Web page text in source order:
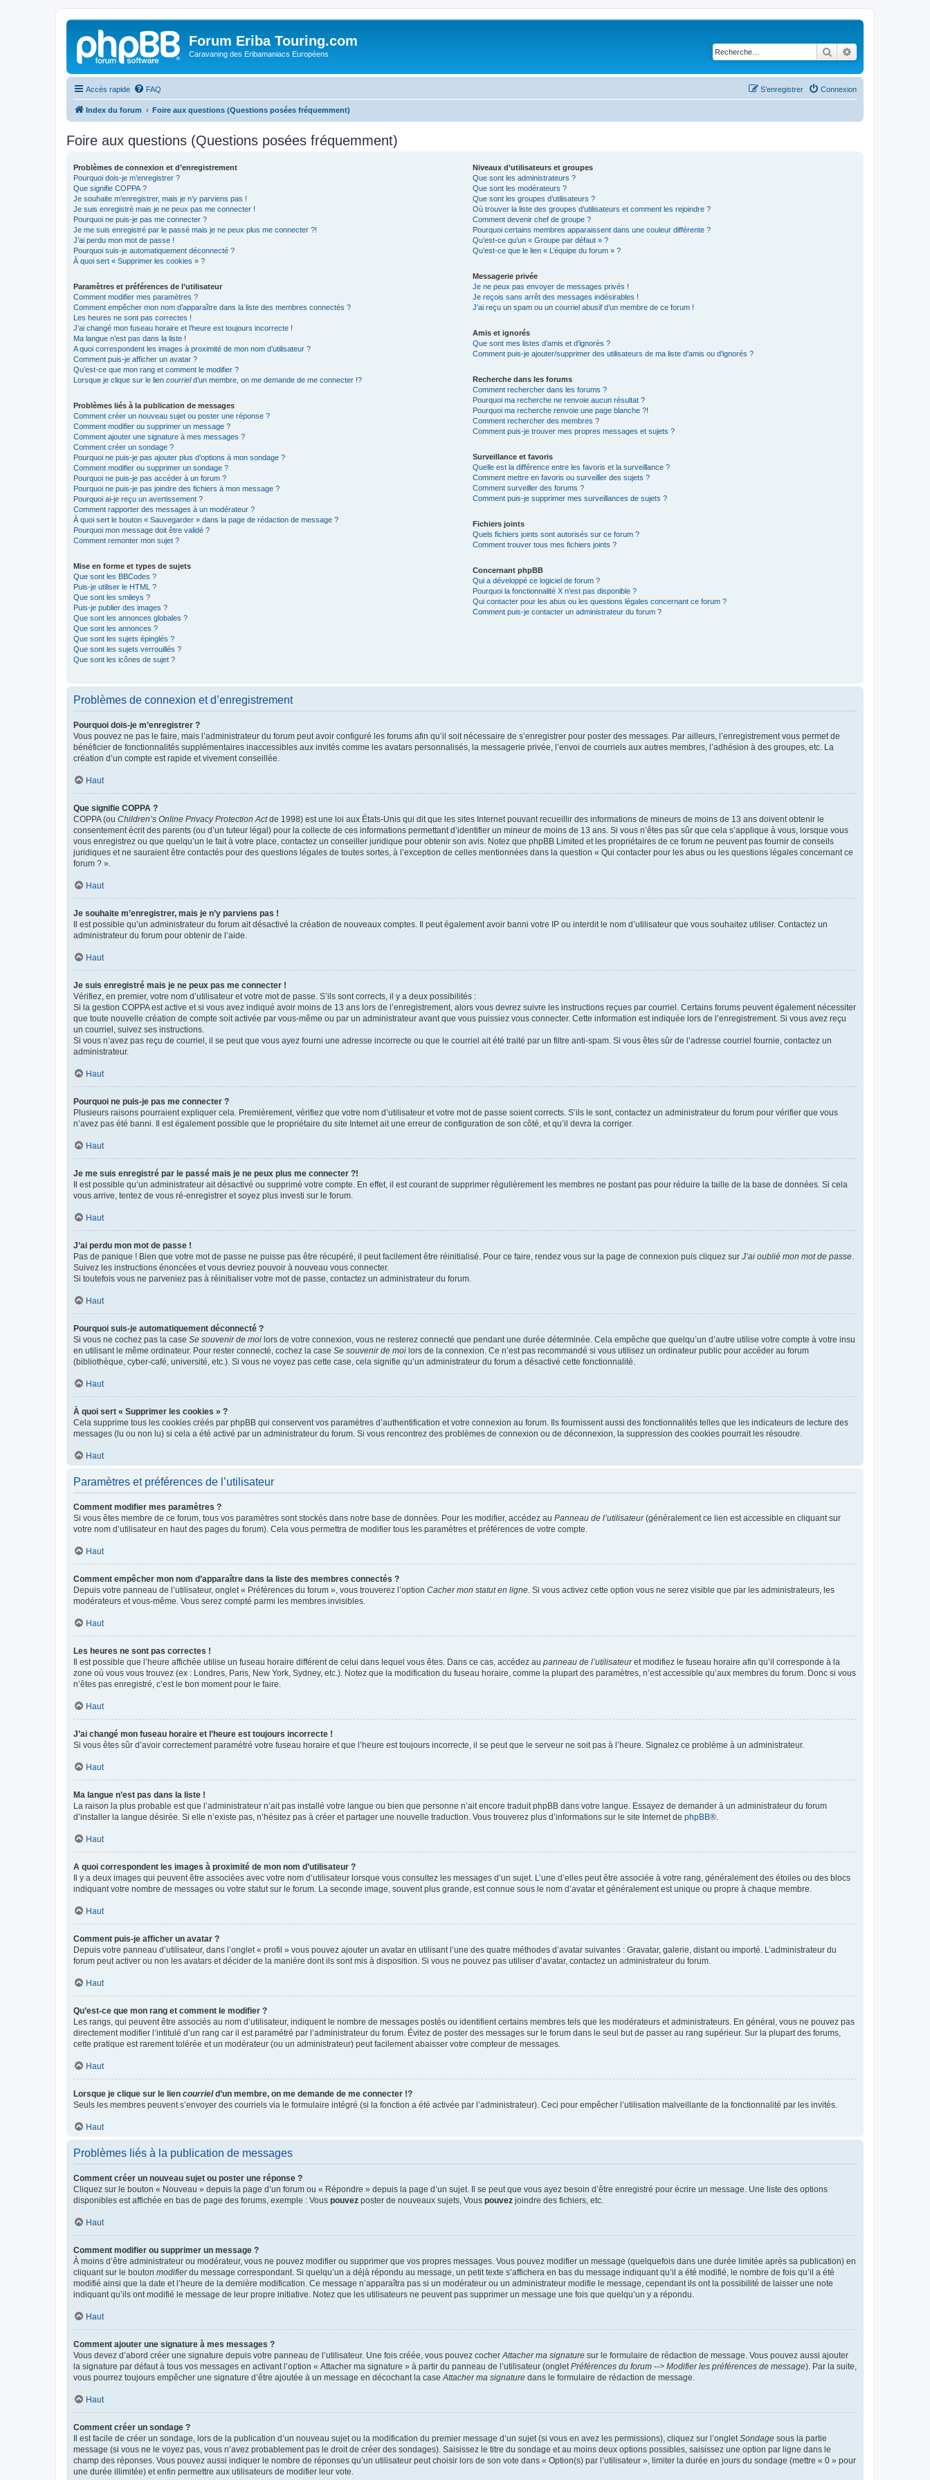
Forum Eriba Touring.com
Caravaning des Eribamaniacs Européens Rechercher
Accès rapide FAQ Connexion
S’enregistrer
Index du forum Foire aux questions (Questions posées fréquemment)
Foire aux questions (Questions posées fréquemment)
Problèmes de connexion et d’enregistrement
Pourquoi dois-je m’enregistrer ?
Que signifie COPPA ?
Je souhaite m’enregistrer, mais je n’y parviens pas !
Je suis enregistré mais je ne peux pas me connecter !
Pourquoi ne puis-je pas me connecter ?
Je me suis enregistré par le passé mais je ne peux plus me connecter ?!
J’ai perdu mon mot de passe !
Pourquoi suis-je automatiquement déconnecté ?
À quoi sert « Supprimer les cookies » ?
Paramètres et préférences de l’utilisateur
Comment modifier mes paramètres ?
Comment empêcher mon nom d’apparaître dans la liste des membres connectés ?
Les heures ne sont pas correctes !
J’ai changé mon fuseau horaire et l’heure est toujours incorrecte !
Ma langue n’est pas dans la liste !
A quoi correspondent les images à proximité de mon nom d’utilisateur ?
Comment puis-je afficher un avatar ?
Qu’est-ce que mon rang et comment le modifier ?
Lorsque je clique sur le lien courrield’un membre, on me demande de me connecter !?
Problèmes liés à la publication de messages
Comment créer un nouveau sujet ou poster une réponse ?
Comment modifier ou supprimer un message ?
Comment ajouter une signature à mes messages ?
Comment créer un sondage ?
Pourquoi ne puis-je pas ajouter plus d’options à mon sondage ?
Comment modifier ou supprimer un sondage ?
Pourquoi ne puis-je pas accéder à un forum ?
Pourquoi ne puis-je pas joindre des fichiers à mon message ?
Pourquoi ai-je reçu un avertissement ?
Comment rapporter des messages à un modérateur ?
À quoi sert le bouton « Sauvegarder » dans la page de rédaction de message ?
Pourquoi mon message doit être validé ?
Comment remonter mon sujet ?
Mise en forme et types de sujets
Que sont les BBCodes ?
Puis-je utiliser le HTML ?
Que sont les smileys ?
Puis-je publier des images ?
Que sont les annonces globales ?
Que sont les annonces ?
Que sont les sujets épinglés ?
Que sont les sujets verrouillés ?
Que sont les icônes de sujet ?
Niveaux d’utilisateurs et groupes
Que sont les administrateurs ?
Que sont les modérateurs ?
Que sont les groupes d’utilisateurs ?
Où trouver la liste des groupes d’utilisateurs et comment les rejoindre ?
Comment devenir chef de groupe ?
Pourquoi certains membres apparaissent dans une couleur différente ?
Qu’est-ce qu’un « Groupe par défaut » ?
Qu’est-ce que le lien « L’équipe du forum » ?
Messagerie privée
Je ne peux pas envoyer de messages privés !
Je reçois sans arrêt des messages indésirables !
J’ai reçu un spam ou un courriel abusif d’un membre de ce forum !
Amis et ignorés
Que sont mes listes d’amis et d’ignorés ?
Comment puis-je ajouter/supprimer des utilisateurs de ma liste d’amis ou d’ignorés ?
Recherche dans les forums
Comment rechercher dans les forums ?
Pourquoi ma recherche ne renvoie aucun résultat ?
Pourquoi ma recherche renvoie une page blanche ?!
Comment rechercher des membres ?
Comment puis-je trouver mes propres messages et sujets ?
Surveillance et favoris
Quelle est la différence entre les favoris et la surveillance ?
Comment mettre en favoris ou surveiller des sujets ?
Comment surveiller des forums ?
Comment puis-je supprimer mes surveillances de sujets ?
Fichiers joints
Quels fichiers joints sont autorisés sur ce forum ?
Comment trouver tous mes fichiers joints ?
Concernant phpBB
Qui a développé ce logiciel de forum ?
Pourquoi la fonctionnalité X n’est pas disponible ?
Qui contacter pour les abus ou les questions légales concernant ce forum ?
Comment puis-je contacter un administrateur du forum ?
Problèmes de connexion et d’enregistrement
Pourquoi dois-je m’enregistrer ?
Vous pouvez ne pas le faire, mais l’administrateur du forum peut avoir configuré les forums afin qu’il soit nécessaire de s’enregistrer pour poster des messages. Par ailleurs, l’enregistrement vous permet de
bénéficier de fonctionnalités supplémentaires inaccessibles aux invités comme les avatars personnalisés, la messagerie privée, l’envoi de courriels aux autres membres, l’adhésion à des groupes, etc. La
création d’un compte est rapide et vivement conseillée.
Haut
Que signifie COPPA ?
COPPA (ou Children’s Online Privacy Protection Actde 1998) est une loi aux États-Unis qui dit que les sites Internet pouvant recueillir des informations de mineurs de moins de 13 ans doivent obtenir le
consentement écrit des parents (ou d’un tuteur légal) pour la collecte de ces informations permettant d’identifier un mineur de moins de 13 ans. Si vous n’êtes pas sûr que cela s’applique à vous, lorsque vous
vous enregistrez ou que quelqu’un le fait à votre place, contactez un conseiller juridique pour obtenir son avis. Notez que phpBB Limited et les propriétaires de ce forum ne peuvent pas fournir de conseils
juridiques et ne sauraient être contactés pour des questions légales de toutes sortes, à l’exception de celles mentionnées dans la question « Qui contacter pour les abus ou les questions légales concernant ce
forum ? ».
Haut
Je souhaite m’enregistrer, mais je n’y parviens pas !
Il est possible qu’un administrateur du forum ait désactivé la création de nouveaux comptes. Il peut également avoir banni votre IP ou interdit le nom d’utilisateur que vous souhaitez utiliser. Contactez un
administrateur du forum pour obtenir de l’aide.
Haut
Je suis enregistré mais je ne peux pas me connecter !
Vérifiez, en premier, votre nom d’utilisateur et votre mot de passe. S’ils sont corrects, il y a deux possibilités :
Si la gestion COPPA est active et si vous avez indiqué avoir moins de 13 ans lors de l’enregistrement, alors vous devrez suivre les instructions reçues par courriel. Certains forums peuvent également nécessiter
que toute nouvelle création de compte soit activée par vous-même ou par un administrateur avant que vous puissiez vous connecter. Cette information est indiquée lors de l’enregistrement. Si vous avez reçu
un courriel, suivez ses instructions.
Si vous n’avez pas reçu de courriel, il se peut que vous ayez fourni une adresse incorrecte ou que le courriel ait été traité par un filtre anti-spam. Si vous êtes sûr de l’adresse courriel fournie, contactez un
administrateur.
Haut
Pourquoi ne puis-je pas me connecter ?
Plusieurs raisons pourraient expliquer cela. Premièrement, vérifiez que votre nom d’utilisateur et votre mot de passe soient corrects. S’ils le sont, contactez un administrateur du forum pour vérifier que vous
n’avez pas été banni. Il est également possible que le propriétaire du site Internet ait une erreur de configuration de son côté, et qu’il devra la corriger.
Haut
Je me suis enregistré par le passé mais je ne peux plus me connecter ?!
Il est possible qu’un administrateur ait désactivé ou supprimé votre compte. En effet, il est courant de supprimer régulièrement les membres ne postant pas pour réduire la taille de la base de données. Si cela
vous arrive, tentez de vous ré-enregistrer et soyez plus investi sur le forum.
Haut
J’ai perdu mon mot de passe !
Pas de panique ! Bien que votre mot de passe ne puisse pas être récupéré, il peut facilement être réinitialisé. Pour ce faire, rendez vous sur la page de connexion puis cliquez sur J’ai oublié mon mot de passe
Suivez les instructions énoncées et vous devriez pouvoir à nouveau vous connecter.
Si toutefois vous ne parveniez pas à réinitialiser votre mot de passe, contactez un administrateur du forum.
Haut
Pourquoi suis-je automatiquement déconnecté ?
Si vous ne cochez pas la case Se souvenir de moi lors de votre connexion, vous ne resterez connecté que pendant une durée déterminée. Cela empêche que quelqu’un d’autre utilise votre compte à votre insu
en utilisant le même ordinateur. Pour rester connecté, cochez la case Se souvenir de moi lors de la connexion. Ce n’est pas recommandé si vous utilisez un ordinateur public pour accéder au forum
(bibliothèque, cyber-café, université, etc.). Si vous ne voyez pas cette case, cela signifie qu’un administrateur du forum a désactivé cette fonctionnalité.
Haut
À quoi sert « Supprimer les cookies » ?
Cela supprime tous les cookies créés par phpBB qui conservent vos paramètres d’authentification et votre connexion au forum. Ils fournissent aussi des fonctionnalités telles que les indicateurs de lecture des
messages (lu ou non lu) si cela a été activé par un administrateur du forum. Si vous rencontrez des problèmes de connexion ou de déconnexion, la suppression des cookies pourrait les résoudre.
Haut
Paramètres et préférences de l’utilisateur
Comment modifier mes paramètres ?
Si vous êtes membre de ce forum, tous vos paramètres sont stockés dans notre base de données. Pour les modifier, accédez au Panneau de l’utilisateur(généralement ce lien est accessible en cliquant sur
votre nom d’utilisateur en haut des pages du forum). Cela vous permettra de modifier tous les paramètres et préférences de votre compte.
Haut
Comment empêcher mon nom d’apparaître dans la liste des membres connectés ?
Depuis votre panneau de l’utilisateur, onglet « Préférences du forum », vous trouverez l’option Cacher mon statut en ligne . Si vous activez cette option vous ne serez visible que par les administrateurs, les
modérateurs et vous-même. Vous serez compté parmi les membres invisibles.
Haut
Les heures ne sont pas correctes !
Il est possible que l’heure affichée utilise un fuseau horaire différent de celui dans lequel vous êtes. Dans ce cas, accédez au panneau de l’utilisateuret modifiez le fuseau horaire afin qu’il corresponde à la
zone où vous vous trouvez (ex : Londres, Paris, New York, Sydney, etc.). Notez que la modification du fuseau horaire, comme la plupart des paramètres, n’est accessible qu’aux membres du forum. Donc si vous
n’êtes pas enregistré, c’est le bon moment pour le faire.
Haut
J’ai changé mon fuseau horaire et l’heure est toujours incorrecte !
Si vous êtes sûr d’avoir correctement paramétré votre fuseau horaire et que l’heure est toujours incorrecte, il se peut que le serveur ne soit pas à l’heure. Signalez ce problème à un administrateur.
Haut
Ma langue n’est pas dans la liste !
La raison la plus probable est que l’administrateur n’ait pas installé votre langue ou bien que personne n’ait encore traduit phpBB dans votre langue. Essayez de demander à un administrateur du forum
d’installer la langue désirée. Si elle n’existe pas, n’hésitez pas à créer et partager une nouvelle traduction. Vous trouverez plus d’informations sur le site Internet de phpBB®.
Haut
A quoi correspondent les images à proximité de mon nom d’utilisateur ?
Il y a deux images qui peuvent être associées avec votre nom d’utilisateur lorsque vous consultez les messages d’un sujet. L’une d’elles peut être associée à votre rang, généralement des étoiles ou des blocs
indiquant votre nombre de messages ou votre statut sur le forum. La seconde image, souvent plus grande, est connue sous le nom d’avatar et généralement est unique ou propre à chaque membre.
Haut
Comment puis-je afficher un avatar ?
Depuis votre panneau d’utilisateur, dans l’onglet « profil » vous pouvez ajouter un avatar en utilisant l’une des quatre méthodes d’avatar suivantes : Gravatar, galerie, distant ou importé. L’administrateur du
forum peut activer ou non les avatars et décider de la manière dont ils sont mis à disposition. Si vous ne pouvez pas utiliser d’avatar, contactez un administrateur du forum.
Haut
Qu’est-ce que mon rang et comment le modifier ?
Les rangs, qui peuvent être associés au nom d’utilisateur, indiquent le nombre de messages postés ou identifient certains membres tels que les modérateurs et administrateurs. En général, vous ne pouvez pas
directement modifier l’intitulé d’un rang car il est paramétré par l’administrateur du forum. Évitez de poster des messages sur le forum dans le seul but de passer au rang supérieur. Sur la plupart des forums,
cette pratique est rarement tolérée et un modérateur (ou un administrateur) peut facilement abaisser votre compteur de messages.
Haut
Lorsque je clique sur le lien courrield’un membre, on me demande de me connecter !?
Seuls les membres peuvent s’envoyer des courriels via le formulaire intégré (si la fonction a été activée par l’administrateur). Ceci pour empêcher l’utilisation malveillante de la fonctionnalité par les invités.
Haut
Problèmes liés à la publication de messages
Comment créer un nouveau sujet ou poster une réponse ?
Cliquez sur le bouton « Nouveau » depuis la page d’un forum ou « Répondre » depuis la page d’un sujet. Il se peut que vous ayez besoin d’être enregistré pour écrire un message. Une liste des options
disponibles est affichée en bas de page des forums, exemple : Vous pouvez poster de nouveaux sujets, Vous pouvez joindre des fichiers, etc.
Haut
Comment modifier ou supprimer un message ?
À moins d’être administrateur ou modérateur, vous ne pouvez modifier ou supprimer que vos propres messages. Vous pouvez modifier un message (quelquefois dans une durée limitée après sa publication) en
cliquant sur le bouton modifierdu message correspondant. Si quelqu’un a déjà répondu au message, un petit texte s’affichera en bas du message indiquant qu’il a été modifié, le nombre de fois qu’il a été
modifié ainsi que la date et l’heure de la dernière modification. Ce message n’apparaîtra pas si un modérateur ou un administrateur modifie le message, cependant ils ont la possibilité de laisser une note
indiquant qu’ils ont modifié le message de leur propre initiative. Notez que les utilisateurs ne peuvent pas supprimer un message une fois que quelqu’un y a répondu.
Haut
Comment ajouter une signature à mes messages ?
Vous devez d’abord créer une signature depuis votre panneau de l’utilisateur. Une fois créée, vous pouvez cocher Attacher ma signature sur le formulaire de rédaction de message. Vous pouvez aussi ajouter
la signature par défaut à tous vos messages en activant l’option « Attacher ma signature » à partir du panneau de l’utilisateur (onglet Préférences du forum --> Modifier les préférences de message). Par la suite,
vous pourrez toujours empêcher une signature d’être ajoutée à un message en décochant la case Attacher ma signature dans le formulaire de rédaction de message.
Haut
Comment créer un sondage ?
Il est facile de créer un sondage, lors de la publication d’un nouveau sujet ou la modification du premier message d’un sujet (si vous en avez les permissions), cliquez sur l’onglet Sondage sous la partie
message (si vous ne le voyez pas, vous n’avez probablement pas le droit de créer des sondages). Saisissez le titre du sondage et au moins deux options possibles, saisissez une option par ligne dans le
champ des réponses. Vous pouvez aussi indiquer le nombre de réponses qu’un utilisateur peut choisir lors de son vote dans « Option(s) par l’utilisateur », limiter la durée en jours du sondage (mettre « 0 » pour
une durée illimitée) et enfin permettre aux utilisateurs de modifier leur vote.